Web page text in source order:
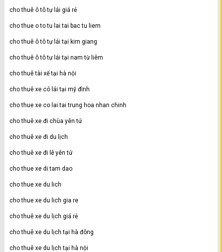
cho thuê ô tô tự lái giá rẻ
cho thue o to tu lai tai bac tu liem
cho thuê ô tô tự lái tại kim giang
cho thuê ô tô tự lái tại nam từ liêm
cho thuê tài xế tại hà nội
cho thuê xe có lái tại mỹ đình
cho thue xe co lai tai trung hoa nhan chinh
cho thuê xe đi chùa yên tử
cho thuê xe đi du lịch
cho thuê xe đi lễ yên tử
cho thue xe di tam dao
cho thue xe du lich
cho thue xe du lich gia re
cho thuê xe du lịch giá rẻ
cho thuê xe du lịch tại hà đông
cho thuê xe du lịch tại hà nội